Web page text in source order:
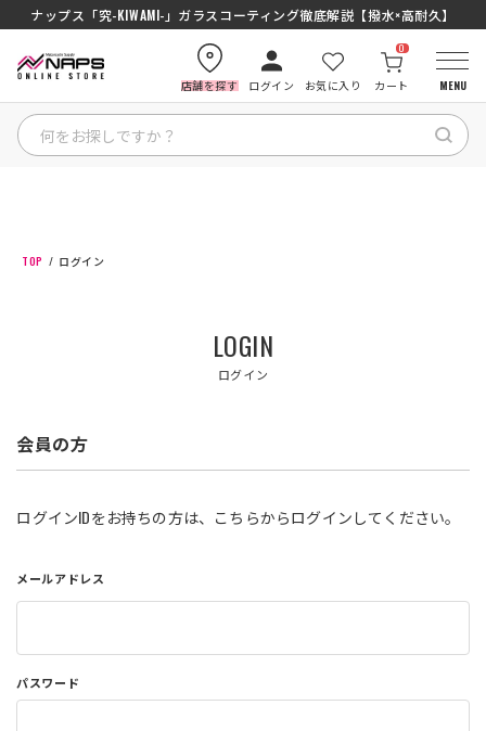
ナップス「究-KIWAMI-」ガラスコーティング徹底解説【撥水×高耐久】
店舗を探す ログイン お気に入り カート
0
MENU
カテゴリから探す
ナップスメンバーズ
店舗を探す
コーポレートサイト
利用規約
商品レビュー利用規約
プライバシーポリシー
TOP ログイン
LOGIN
ログイン
会員の方
ログインIDをお持ちの方は、こちらからログインしてください。
メールアドレス
パスワード